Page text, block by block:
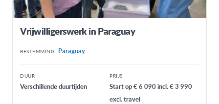
Vrijwilligerswerk in Paraguay
BESTEMMING Paraguay
DUUR
Verschillende duurtijden
PRIJS
Start op € 6 090 incl. € 3 990
excl. travel